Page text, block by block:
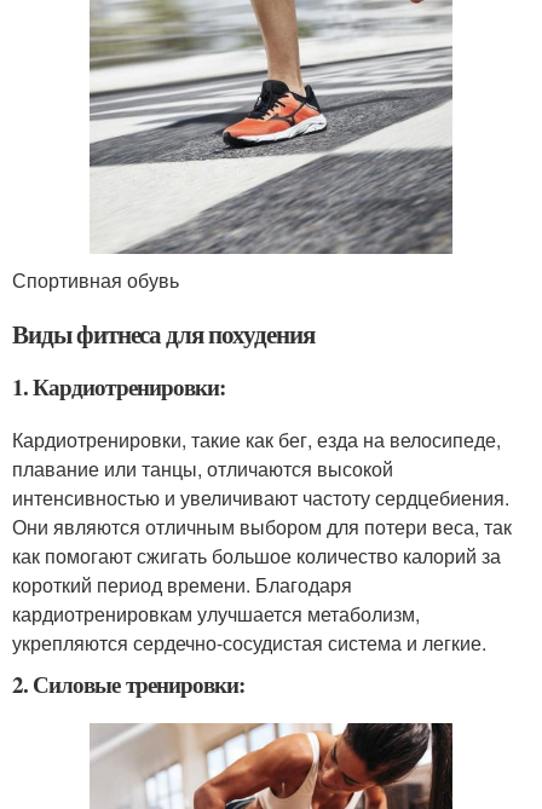
Спортивная обувь
Виды фитнеса для похудения
1. Кардиотренировки:
Кардиотренировки, такие как бег, езда на велосипеде,
плавание или танцы, отличаются высокой
интенсивностью и увеличивают частоту сердцебиения.
Они являются отличным выбором для потери веса, так
как помогают сжигать большое количество калорий за
короткий период времени. Благодаря
кардиотренировкам улучшается метаболизм,
укрепляются сердечно-сосудистая система и легкие.
2. Силовые тренировки: